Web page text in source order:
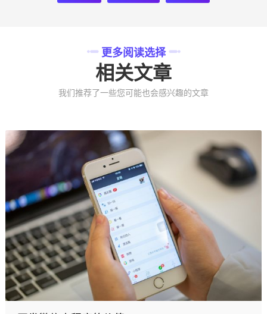
更多阅读选择
相关文章
我们推荐了一些您可能也会感兴趣的文章